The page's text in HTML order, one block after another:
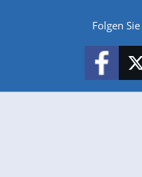
Folgen